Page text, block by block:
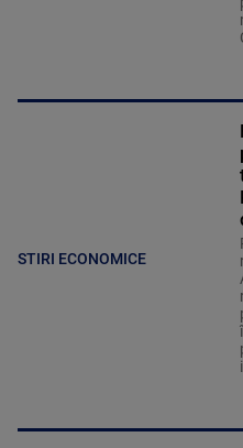
STIRI ECONOMICE